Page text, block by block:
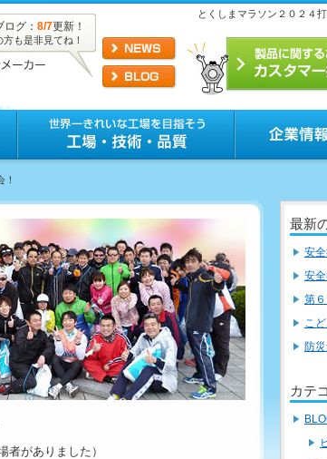
とくしまマラソン２０２４打
グ： 8/7更新！
方も是非見てね！
者がありました）
最新
安
安
第
こ
防
カテ